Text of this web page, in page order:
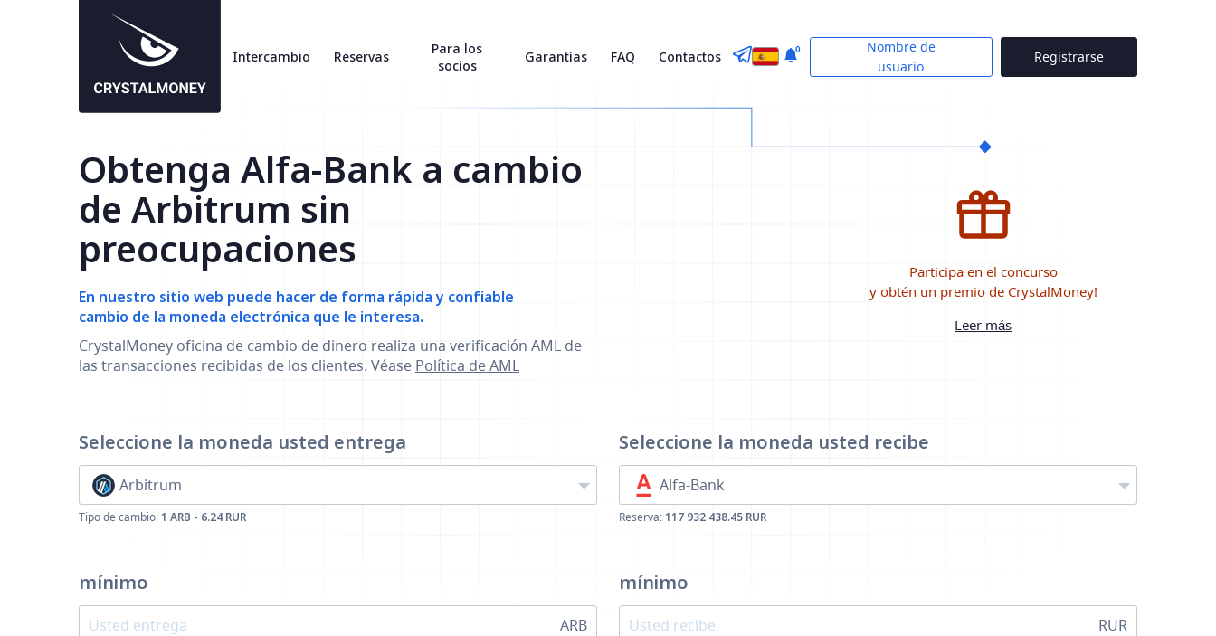
Intercambio Reservas
Para los
socios
Garantías FAQ Contactos 0
Nombre de
usuario
Registrarse
Obtenga Alfa-Bank a cambio
de Arbitrum sin
preocupaciones
En nuestro sitio web puede hacer de forma rápida y confiable
cambio de la moneda electrónica que le interesa.
CrystalMoney oficina de cambio de dinero realiza una verificación AML de
las transacciones recibidas de los clientes. Véase Política de AML
Participa en el concurso
y obtén un premio de CrystalMoney!
Leer más
Seleccione la moneda usted entrega
Arbitrum
Tipo de cambio: 1 ARB - 6.24 RUR
mínimo
ARB
Seleccione la moneda usted recibe
Alfa-Bank
Reserva: 117 932 438.45 RUR
mínimo
RUR